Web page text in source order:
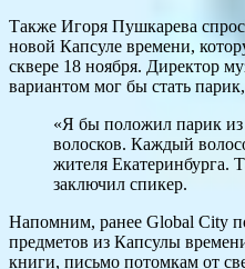
Также Игоря Пушкарева
новой Капсуле времени,
сквере 18 ноября. Директор
вариантом мог бы стать
«Я бы положил парик
волосков. Каждый
жителя Екатеринбурга.
заключил спикер.
Напомним, ранее Global City
предметов из Капсулы
книги, письмо потомкам от